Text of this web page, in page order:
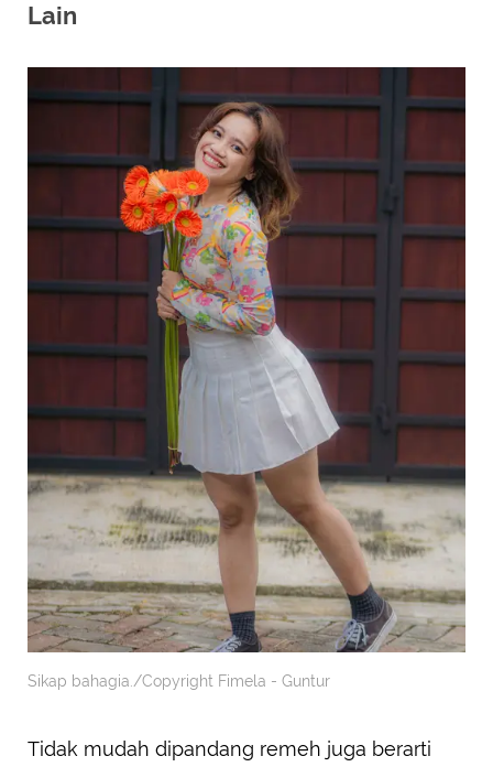
Lain
Sikap bahagia./Copyright Fimela - Guntur
Tidak mudah dipandang remeh juga berarti